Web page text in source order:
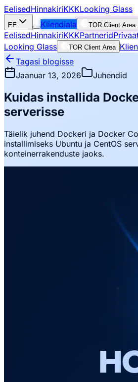
EelisedHinnakiriKKKLooking Glass
EE Kliendiala TOR Client Area
EelisedHinnakiriKKKPartnerid
Looking Glass
TOR Client Area
Tagasi blogisse
Jaanuar 13, 2026
Juhendid
Kuidas installida
serverisse
Täielik juhend Dockeri ja Docker
installimiseks Ubuntu ja CentOS
konteinerrakenduste jaoks.